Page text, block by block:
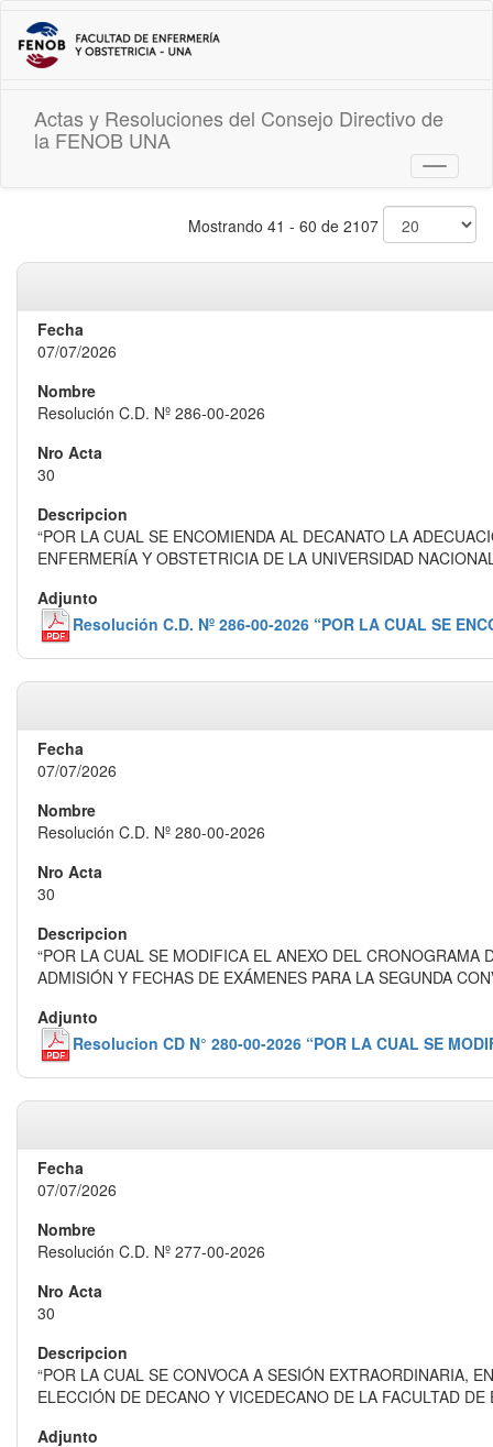
Actas y Resoluciones del Consejo Directivo de
la FENOB UNA
Toggle
Mostrando 41 - 60 de 2107
07/07/2026
Resolución C.D. Nº 286-00-2026
30
“POR LA CUAL SE ENCOMIENDA AL DECANATO LA
ENFERMERÍA Y OBSTETRICIA DE LA UNIVERSIDAD
Resolución C.D. Nº 286-00-2026 “POR LA CUAL SE
07/07/2026
Resolución C.D. Nº 280-00-2026
30
“POR LA CUAL SE MODIFICA EL ANEXO DEL
ADMISIÓN Y FECHAS DE EXÁMENES PARA LA SEGUNDA
Resolucion CD N° 280-00-2026 “POR LA CUAL SE
07/07/2026
Resolución C.D. Nº 277-00-2026
30
“POR LA CUAL SE CONVOCA A SESIÓN EXTRAORDINARIA,
ELECCIÓN DE DECANO Y VICEDECANO DE LA FACULTAD